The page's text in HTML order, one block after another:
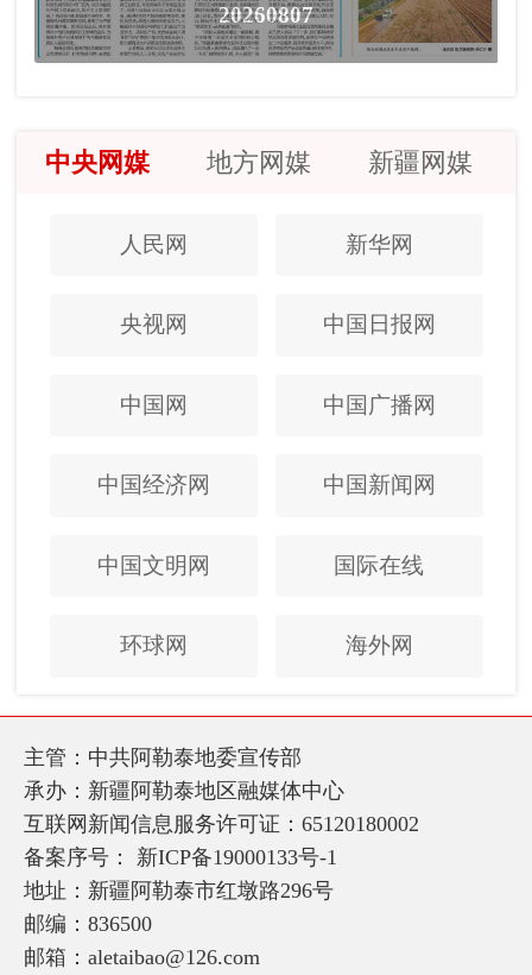
20260807
中央网媒 地方网媒 新疆网媒
人民网 新华网
央视网 中国日报网
中国网 中国广播网
中国经济网 中国新闻网
中国文明网 国际在线
环球网 海外网
主管：中共阿勒泰地委宣传部
承办：新疆阿勒泰地区融媒体中心
互联网新闻信息服务许可证：65120180002
备案序号： 新ICP备19000133号-1
地址：新疆阿勒泰市红墩路296号
邮编：836500
邮箱：aletaibao@126.com